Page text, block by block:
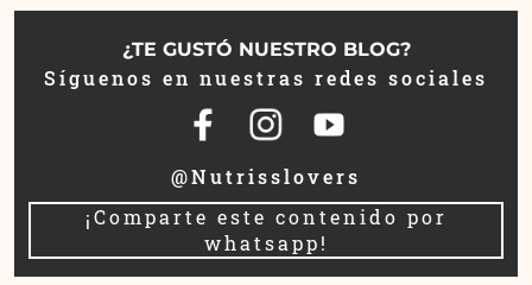
¿TE GUSTÓ NUESTRO BLOG?
Síguenos en nuestras redes sociales
@Nutrisslovers
¡Comparte este contenido por
whatsapp!